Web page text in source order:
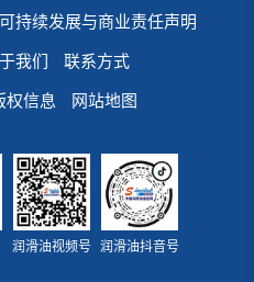
可持续发展与商业责任声明
我们 联系方式
权信息 网站地图
润滑油视频号 润滑油抖音号